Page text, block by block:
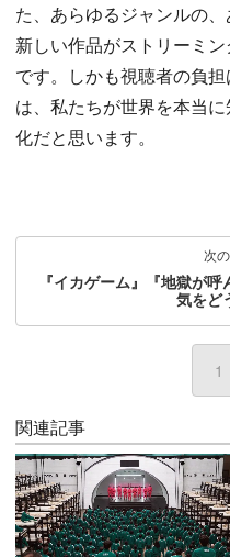
た、あらゆるジャンルの
新しい作品がストリーミ
です。しかも視聴者の負
は、私たちが世界を本当
化だと思います。
次
『イカゲーム』『地獄が
気をど
1
関連記事